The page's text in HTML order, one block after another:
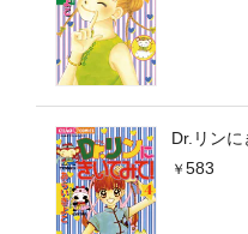
Dr.リンに
583